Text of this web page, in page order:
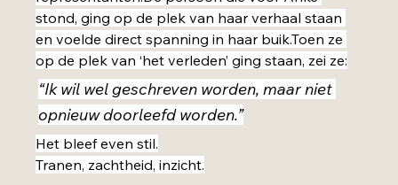
stond, ging op de plek van haar verhaal staan
en voelde direct spanning in haar buik.Toen ze
op de plek van ‘het verleden’ ging staan, zei ze:
“Ik wil wel geschreven worden, maar niet
opnieuw doorleefd worden.”
Het bleef even stil.
Tranen, zachtheid, inzicht.